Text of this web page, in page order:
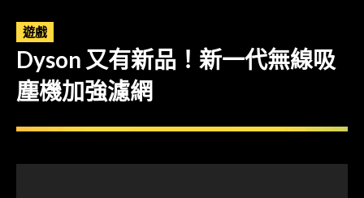
遊戲
Dyson 又有新品！新一代無線吸
塵機加強濾網